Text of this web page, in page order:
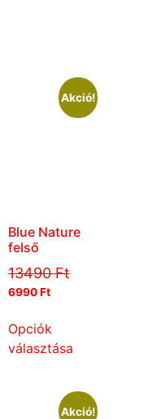
Akció!
Blue Nature
felső
13490Ft
6990Ft
Opciók
választása
Akció!